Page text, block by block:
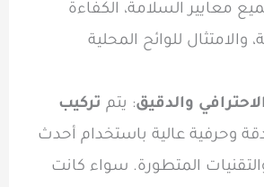
معايير السلامة، الكفاءة
والامتثال للوائح المحلية
والدقيق: يتم تركيب
وحرفية عالية باستخدام أحدث
المتطورة. سواء كانت